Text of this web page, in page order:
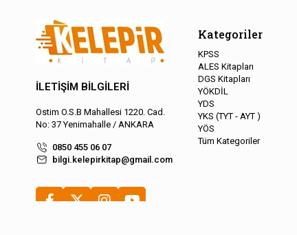
İLETİŞİM BİLGİLERİ
Ostim O.S.B Mahallesi 1220. Cad.
No: 37 Yenimahalle / ANKARA
0850 455 06 07
bilgi.kelepirkitap@gmail.com
Kategoriler
KPSS
ALES Kitapları
DGS Kitapları
YÖKDİL
YDS
YKS (TYT - AYT )
YÖS
Tüm Kategoriler